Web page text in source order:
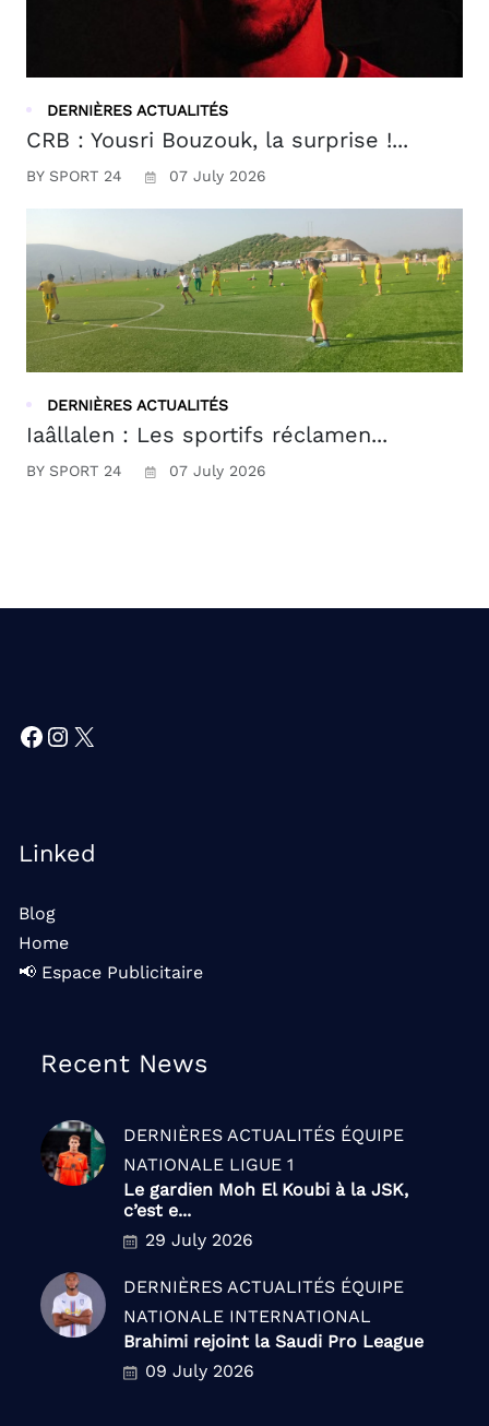
DERNIÈRES ACTUALITÉS
CRB : Yousri Bouzouk, la surprise !...
BY SPORT 24 07 July 2026
DERNIÈRES ACTUALITÉS
Iaâllalen : Les sportifs réclamen...
BY SPORT 24 07 July 2026
Facebook
Instagram
X
Linked
Blog
Home
📢 Espace Publicitaire
Recent News
DERNIÈRES ACTUALITÉS ÉQUIPE
NATIONALE LIGUE 1
Le gardien Moh El Koubi à la JSK,
c’est e...
29 July 2026
DERNIÈRES ACTUALITÉS ÉQUIPE
NATIONALE INTERNATIONAL
Brahimi rejoint la Saudi Pro League
09 July 2026